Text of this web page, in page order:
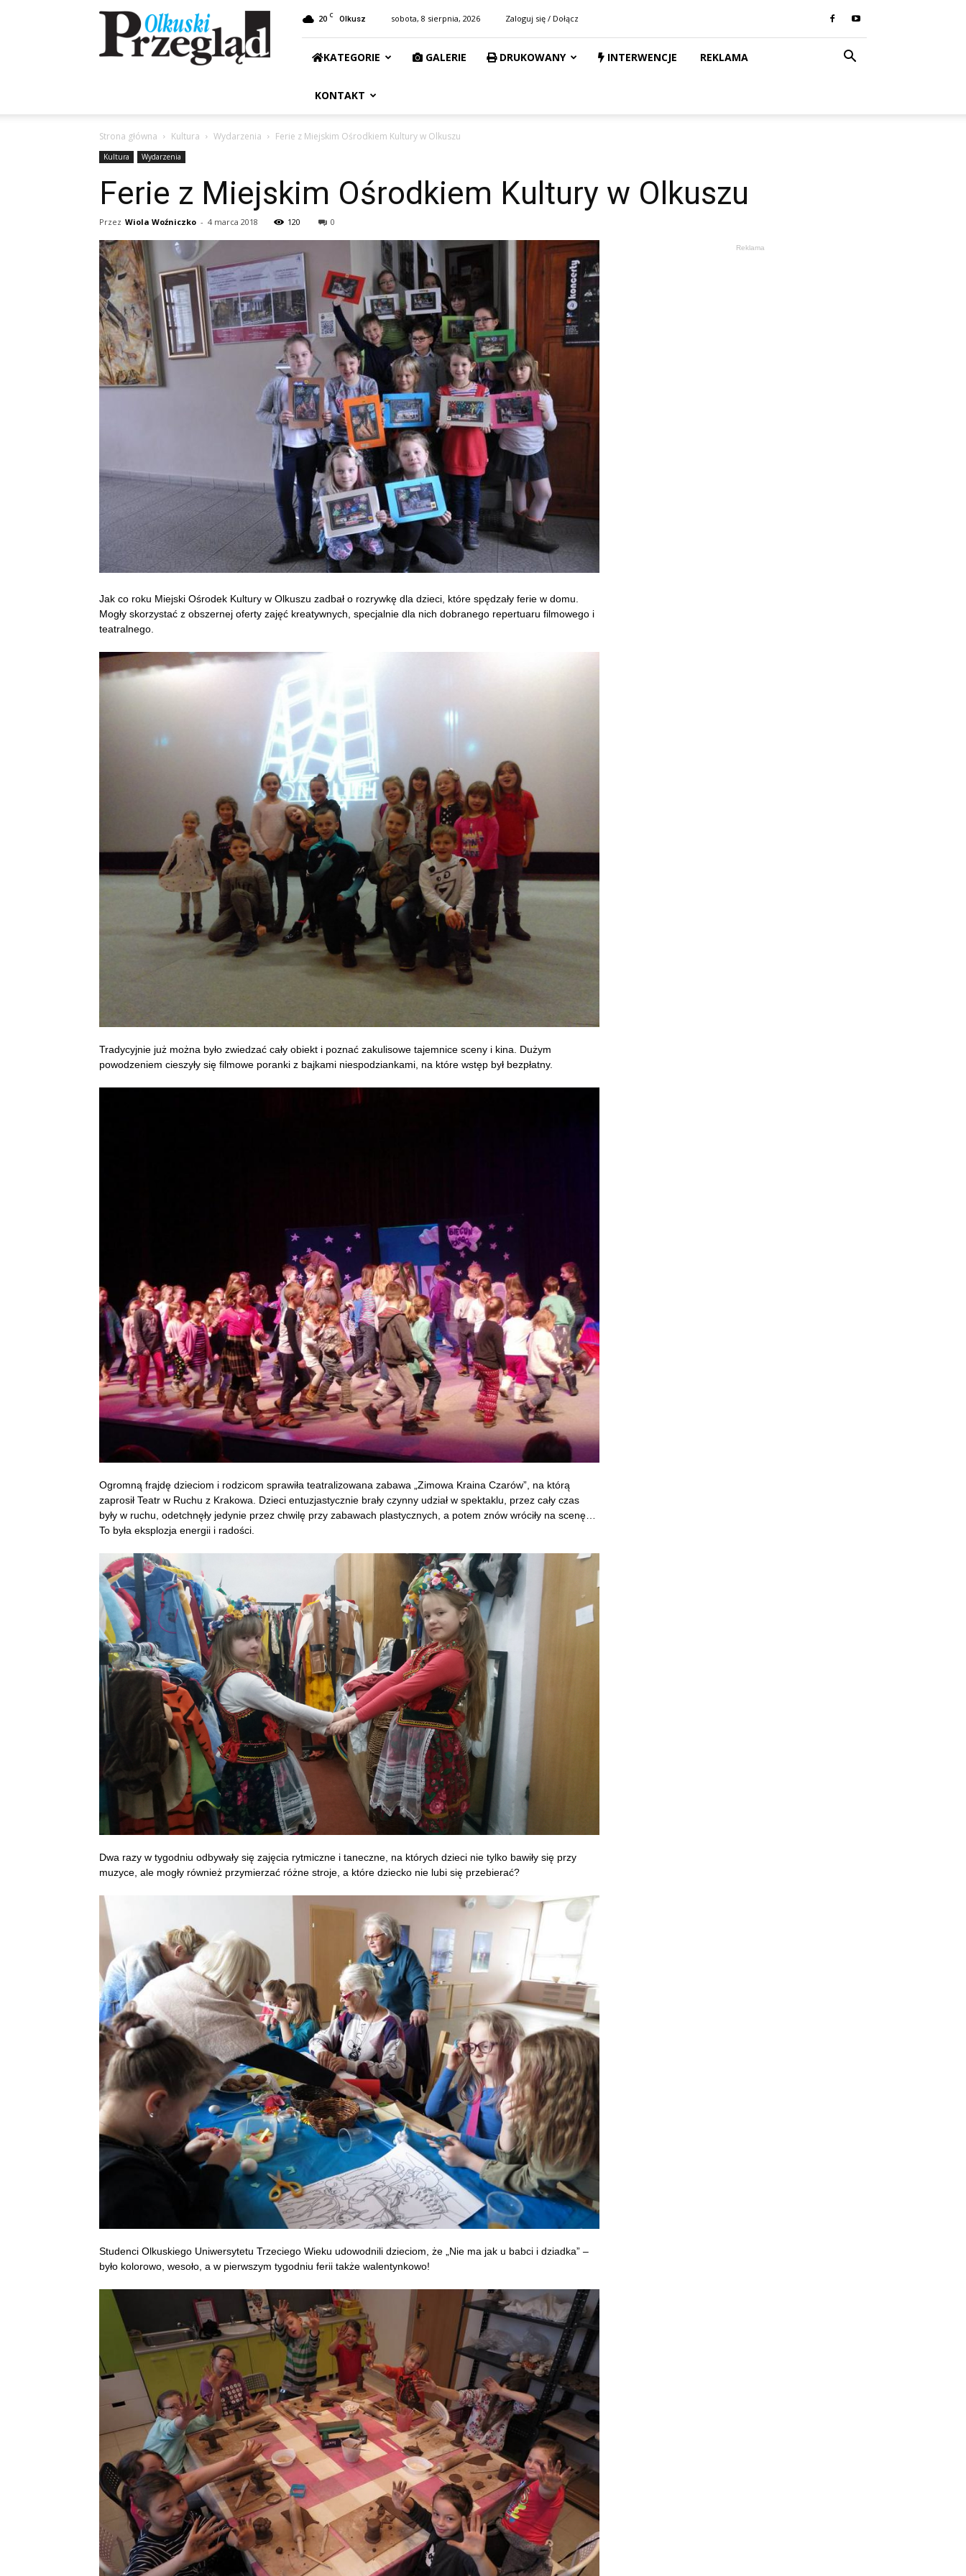
Przegląd
Olkuski
20 C Olkusz sobota, 8 sierpnia, 2026 Zaloguj się / Dołącz
KATEGORIE GALERIE DRUKOWANY INTERWENCJE REKLAMA
KONTAKT
Strona główna Kultura Wydarzenia Ferie z Miejskim Ośrodkiem Kultury w Olkuszu
Kultura Wydarzenia
Ferie z Miejskim Ośrodkiem Kultury w Olkuszu
Przez Wiola Woźniczko - 4 marca 2018 120 0
Jak co roku Miejski Ośrodek Kultury w Olkuszu zadbał o rozrywkę dla dzieci, które spędzały ferie w domu.
Mogły skorzystać z obszernej oferty zajęć kreatywnych, specjalnie dla nich dobranego repertuaru filmowego i
teatralnego.
Tradycyjnie już można było zwiedzać cały obiekt i poznać zakulisowe tajemnice sceny i kina. Dużym
powodzeniem cieszyły się filmowe poranki z bajkami niespodziankami, na które wstęp był bezpłatny.
Ogromną frajdę dzieciom i rodzicom sprawiła teatralizowana zabawa „Zimowa Kraina Czarów”, na którą
zaprosił Teatr w Ruchu z Krakowa. Dzieci entuzjastycznie brały czynny udział w spektaklu, przez cały czas
były w ruchu, odetchnęły jedynie przez chwilę przy zabawach plastycznych, a potem znów wróciły na scenę…
To była eksplozja energii i radości.
Dwa razy w tygodniu odbywały się zajęcia rytmiczne i taneczne, na których dzieci nie tylko bawiły się przy
muzyce, ale mogły również przymierzać różne stroje, a które dziecko nie lubi się przebierać?
Studenci Olkuskiego Uniwersytetu Trzeciego Wieku udowodnili dzieciom, że „Nie ma jak u babci i dziadka” –
było kolorowo, wesoło, a w pierwszym tygodniu ferii także walentynkowo!
Reklama